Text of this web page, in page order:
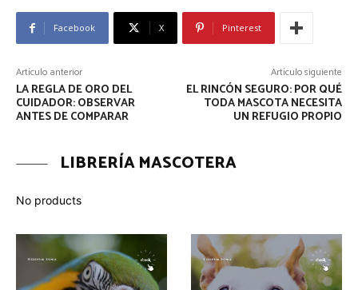
Facebook X Pinterest
Artículo anterior
LA REGLA DE ORO DEL
CUIDADOR: OBSERVAR
ANTES DE COMPARAR
Artículo siguiente
EL RINCÓN SEGURO: POR QUÉ
TODA MASCOTA NECESITA
UN REFUGIO PROPIO
LIBRERÍA MASCOTERA